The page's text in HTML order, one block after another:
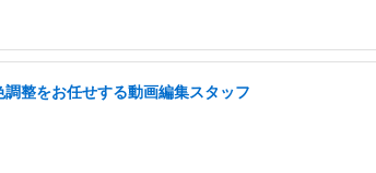
整をお任せする動画編集スタッフ